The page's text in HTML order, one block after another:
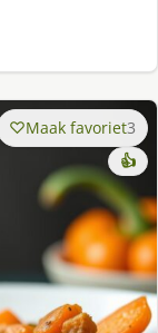
Maak favoriet3
👍